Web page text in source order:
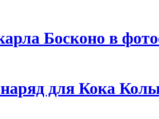
Босконо в
для Кока